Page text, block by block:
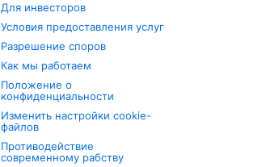
Для инвесторов
Условия предоставления услуг
Разрешение споров
Как мы работаем
Положение о
конфиденциальности
Изменить настройки cookie-
файлов
Противодействие
современному рабству